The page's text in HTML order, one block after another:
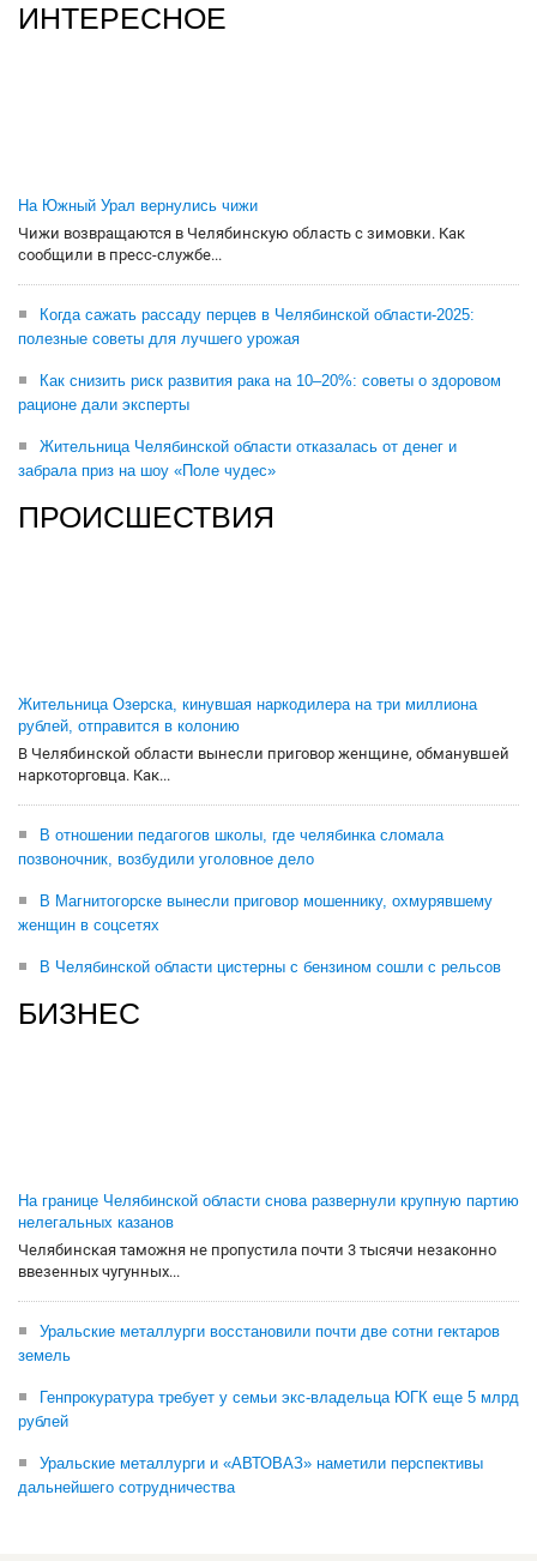
ИНТЕРЕСНОЕ
На Южный Урал вернулись чижи
Чижи возвращаются в Челябинскую область с зимовки. Как
сообщили в пресс-службе...
Когда сажать рассаду перцев в Челябинской области-2025:
полезные советы для лучшего урожая
Как снизить риск развития рака на 10–20%: советы о здоровом
рационе дали эксперты
Жительница Челябинской области отказалась от денег и
забрала приз на шоу «Поле чудес»
ПРОИСШЕСТВИЯ
Жительница Озерска, кинувшая наркодилера на три миллиона
рублей, отправится в колонию
В Челябинской области вынесли приговор женщине, обманувшей
наркоторговца. Как...
В отношении педагогов школы, где челябинка сломала
позвоночник, возбудили уголовное дело
В Магнитогорске вынесли приговор мошеннику, охмурявшему
женщин в соцсетях
В Челябинской области цистерны с бензином сошли с рельсов
БИЗНЕС
На границе Челябинской области снова развернули крупную партию
нелегальных казанов
Челябинская таможня не пропустила почти 3 тысячи незаконно
ввезенных чугунных...
Уральские металлурги восстановили почти две сотни гектаров
земель
Генпрокуратура требует у семьи экс-владельца ЮГК еще 5 млрд
рублей
Уральские металлурги и «АВТОВАЗ» наметили перспективы
дальнейшего сотрудничества